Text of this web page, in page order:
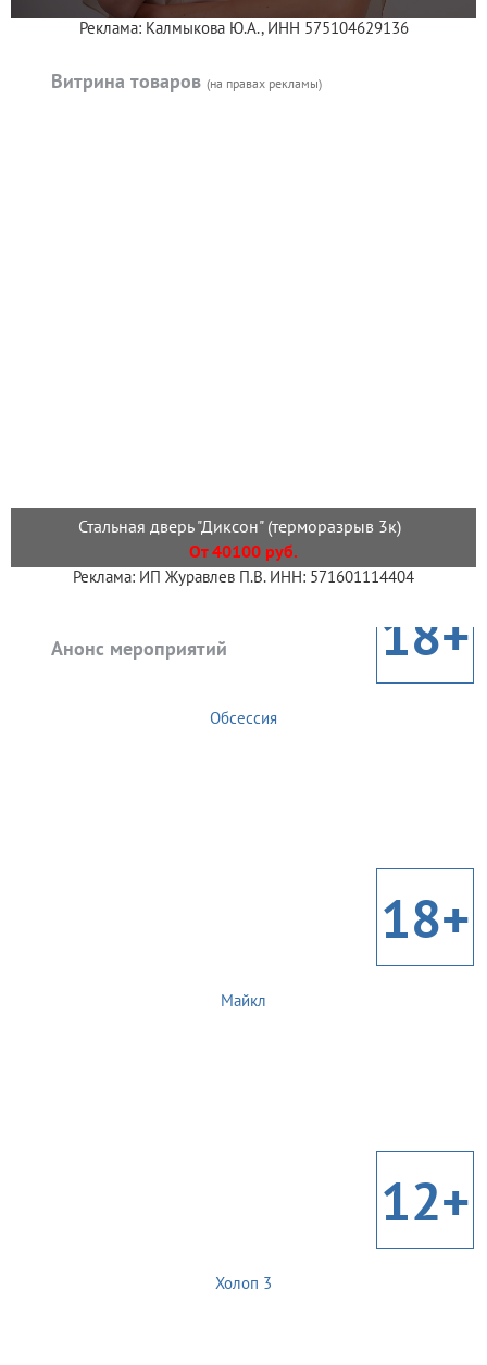
Реклама: Калмыкова Ю.А., ИНН 575104629136
Витрина товаров (на правах рекламы)
Стальная дверь "Диксон" (терморазрыв 3к)
От 40100 руб.
Реклама: ИП Журавлев П.В. ИНН: 571601114404
Анонс мероприятий 18+
Обсессия
18+
Майкл
12+
Холоп 3